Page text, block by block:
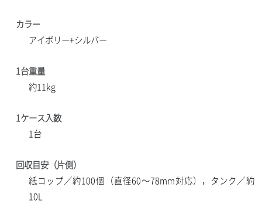
カラー
アイボリー+シルバー
1台重量
約11kg
1ケース入数
1台
回収目安（片側）
紙コップ／約100個（直径60～78mm対応），タンク／約
10L